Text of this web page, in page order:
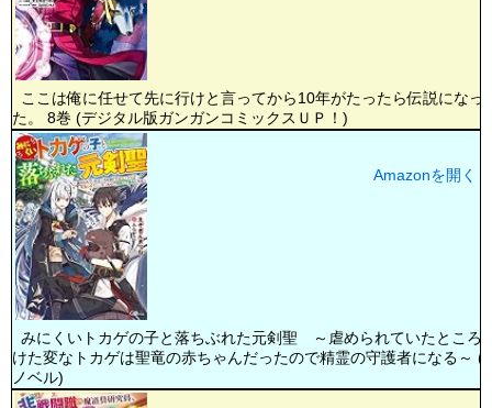
ここは俺に任せて先に行けと言ってから10年がたったら伝説になっ
た。 8巻 (デジタル版ガンガンコミックスＵＰ！)
みにくいトカゲの子と落ちぶれた元剣聖 ～虐められていたところ
けた変なトカゲは聖竜の赤ちゃんだったので精霊の守護者になる～
ノベル)
Amazonを開く